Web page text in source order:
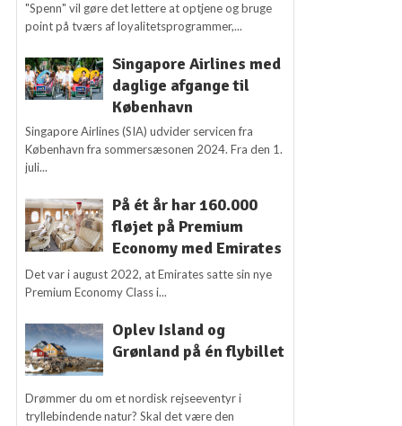
"Spenn" vil gøre det lettere at optjene og bruge
point på tværs af loyalitetsprogrammer,...
Singapore Airlines med
daglige afgange til
København
Singapore Airlines (SIA) udvider servicen fra
København fra sommersæsonen 2024. Fra den 1.
juli...
På ét år har 160.000
fløjet på Premium
Economy med Emirates
Det var i august 2022, at Emirates satte sin nye
Premium Economy Class i...
Oplev Island og
Grønland på én flybillet
Drømmer du om et nordisk rejseeventyr i
tryllebindende natur? Skal det være den